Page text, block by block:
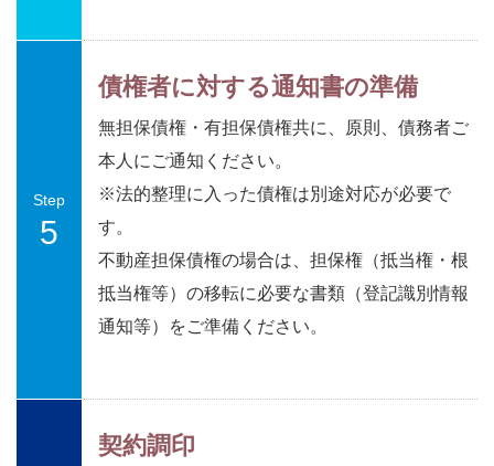
Step
5
債権者に対する通知書の準備
無担保債権・有担保債権共に、原則、債務者ご
本人にご通知ください。
※法的整理に入った債権は別途対応が必要で
す。
不動産担保債権の場合は、担保権（抵当権・根
抵当権等）の移転に必要な書類（登記識別情報
通知等）をご準備ください。
契約調印